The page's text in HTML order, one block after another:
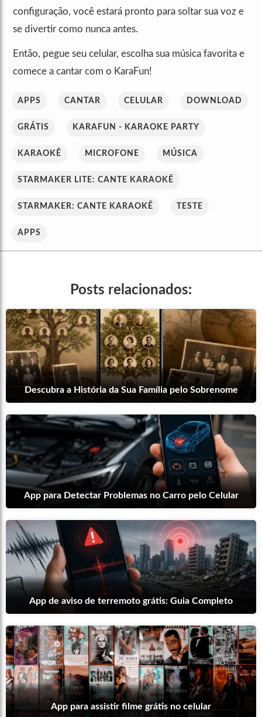
configuração, você estará pronto para soltar sua voz e
se divertir como nunca antes.
Então, pegue seu celular, escolha sua música favorita e
comece a cantar com o KaraFun!
APPS CANTAR CELULAR DOWNLOAD
GRÁTIS KARAFUN - KARAOKE PARTY
KARAOKÊ MICROFONE MÚSICA
STARMAKER LITE: CANTE KARAOKÊ
STARMAKER: CANTE KARAOKÊ TESTE
APPS
Posts relacionados:
Descubra a História da Sua Família pelo Sobrenome
App para Detectar Problemas no Carro pelo Celular
App de aviso de terremoto grátis: Guia Completo
App para assistir filme grátis no celular